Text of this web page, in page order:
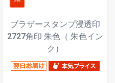
ブラザースタンプ浸透印
2727角印 朱色（ 朱色イン
ク）